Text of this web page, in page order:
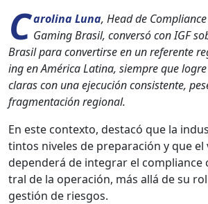
Car­oli­na Luna, Head de
Gam­ing Brasil, con­ver­só con IGF
Brasil para con­ver­tirse en un ref­er­ente
ing en Améri­ca Lati­na, siem­pre que
claras con una eje­cu­ción con­sis­tente,
frag­mentación region­al.
En este con­tex­to, destacó que la
tin­tos nive­les de preparación y que el
depen­derá de inte­grar el
tral de la operación, más allá de su
gestión de ries­gos.